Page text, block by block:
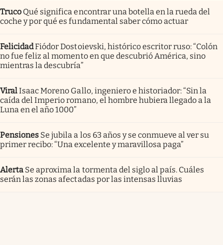
Truco Qué significa encontrar una botella en la rueda del
coche y por qué es fundamental saber cómo actuar
FelicidadFiódor Dostoievski, histórico escritor ruso: “Colón
no fue feliz al momento en que descubrió América, sino
mientras la descubría”
ViralIsaac Moreno Gallo, ingeniero e historiador: “Sin la
caída del Imperio romano, el hombre hubiera llegado a la
Luna en el año 1000”
Pensiones Se jubila a los 63 años y se conmueve al ver su
primer recibo: “Una excelente y maravillosa paga”
Alerta Se aproxima la tormenta del siglo al país. Cuáles
serán las zonas afectadas por las intensas lluvias